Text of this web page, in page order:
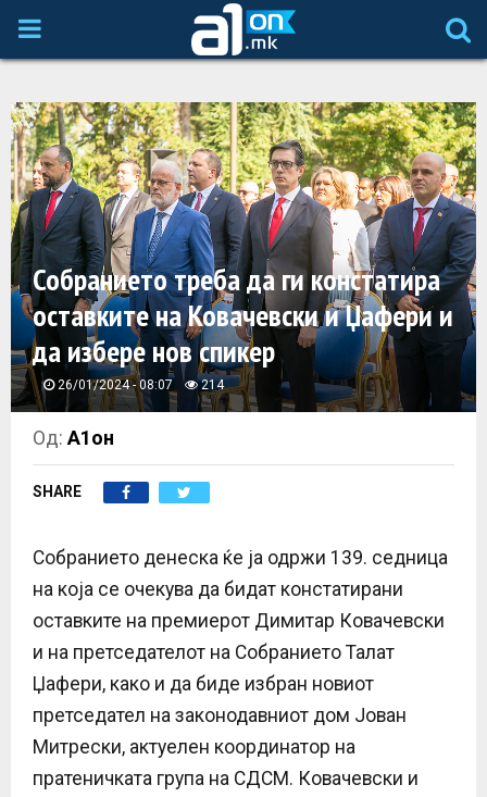
P
I
M
A
R
Y
M
E
N
U
Собранието треба да ги констатира
оставките на Ковачевски и Џафери и
да избере нов спикер
26/01/2024 - 08:07 214
Од:А1он
SHARE
Собранието денеска ќе ја одржи 139. седница
на која се очекува да бидат констатирани
оставките на премиерот Димитар Ковачевски
и на претседателот на Собранието Талат
Џафери, како и да биде избран новиот
претседател на законодавниот дом Јован
Митрески, актуелен координатор на
пратеничката група на СДСМ. Ковачевски и